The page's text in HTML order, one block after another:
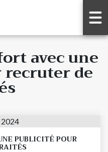
avec une
de
2024
PUBLICITÉ POUR